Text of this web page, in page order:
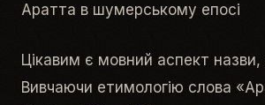
Аратта в шумерському епосі
Цікавим є мовний аспект назви,
Вивчаючи етимологію слова